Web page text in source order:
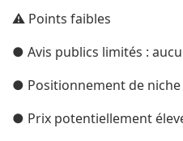
⚠️ Points faibles
● Avis publics limités :
● Positionnement de niche
● Prix potentiellement